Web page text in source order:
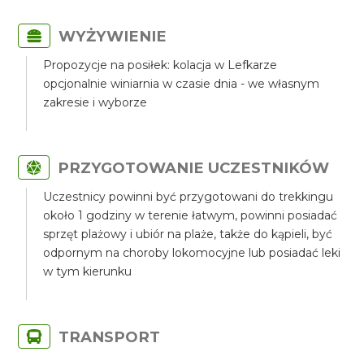
WYŻYWIENIE
Propozycje na posiłek: kolacja w Lefkarze
opcjonalnie winiarnia w czasie dnia - we własnym
zakresie i wyborze
PRZYGOTOWANIE UCZESTNIKÓW
Uczestnicy powinni być przygotowani do trekkingu
około 1 godziny w terenie łatwym, powinni posiadać
sprzęt plażowy i ubiór na plaże, także do kąpieli, być
odpornym na choroby lokomocyjne lub posiadać leki
w tym kierunku
TRANSPORT